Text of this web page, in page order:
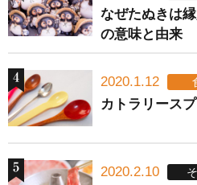
なぜたぬきは
の意味と由来
2020.1.12
カトラリース
2020.2.10